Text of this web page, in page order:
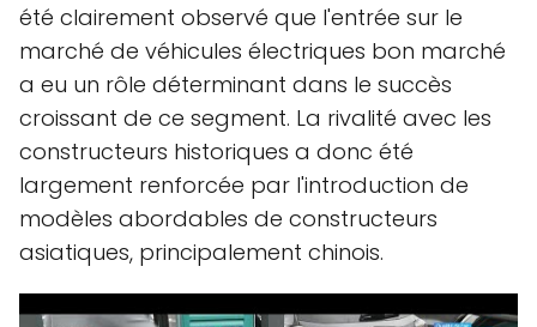
été clairement observé que l'entrée sur le
marché de véhicules électriques bon marché
a eu un rôle déterminant dans le succès
croissant de ce segment. La rivalité avec les
constructeurs historiques a donc été
largement renforcée par l'introduction de
modèles abordables de constructeurs
asiatiques, principalement chinois.